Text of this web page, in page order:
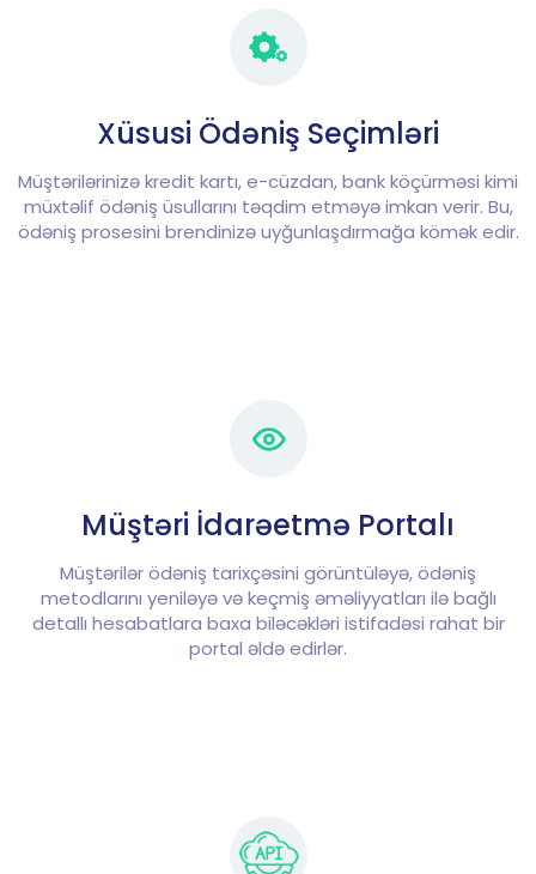
Xüsusi Ödəniş Seçimləri
Müştərilərinizə kredit kartı, e-cüzdan, bank köçürməsi kimi
müxtəlif ödəniş üsullarını təqdim etməyə imkan verir. Bu,
ödəniş prosesini brendinizə uyğunlaşdırmağa kömək edir.
Müştəri İdarəetmə Portalı
Müştərilər ödəniş tarixçəsini görüntüləyə, ödəniş
metodlarını yeniləyə və keçmiş əməliyyatları ilə bağlı
detallı hesabatlara baxa biləcəkləri istifadəsi rahat bir
portal əldə edirlər.